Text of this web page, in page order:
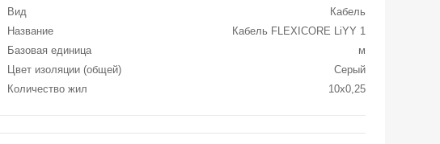
Вид
Кабель
Название
Кабель FLEXICORE LiYY 1
Базовая единица
м
Цвет изоляции (общей)
Серый
Количество жил
10x0,25